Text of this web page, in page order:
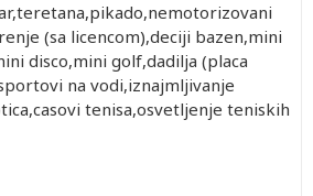
(sa licencom),deciji bazen,mini
disco,mini golf,dadilja (placa
na vodi,iznajmljivanje
tenisa,osvetljenje teniskih